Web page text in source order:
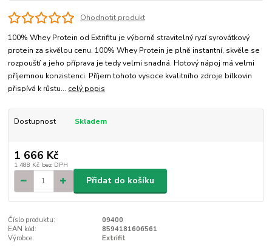
Ohodnotit produkt
100% Whey Protein od Extrifitu je výborně stravitelný ryzí syrovátkový
protein za skvělou cenu. 100% Whey Protein je plně instantní, skvěle se
rozpouští a jeho příprava je tedy velmi snadná. Hotový nápoj má velmi
příjemnou konzistenci. Příjem tohoto vysoce kvalitního zdroje bílkovin
přispívá k růstu... celý popis
Dostupnost Skladem
1 666 Kč
1 488 Kč bez DPH
Přidat do košíku
Číslo produktu:
09400
EAN kód:
8594181606561
Výrobce:
Extrifit